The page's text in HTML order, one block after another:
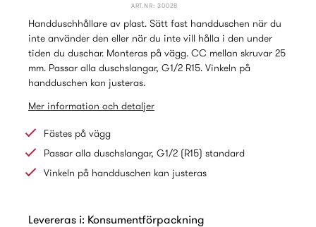
ART.NR: 30028
Handduschhållare av plast. Sätt fast handduschen när du
inte använder den eller när du inte vill hålla i den under
tiden du duschar. Monteras på vägg. CC mellan skruvar 25
mm. Passar alla duschslangar, G1/2 R15. Vinkeln på
handduschen kan justeras.
Mer information och detaljer
Fästes på vägg
Passar alla duschslangar, G1/2 (R15) standard
Vinkeln på handduschen kan justeras
Levereras i: Konsumentförpackning